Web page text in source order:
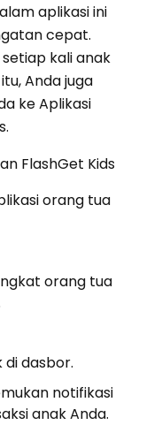
aplikasi ini
cepat.
kali anak
Anda juga
ke Aplikasi
FlashGet Kids
orang tua
orang tua
dasbor.
notifikasi
anak Anda.